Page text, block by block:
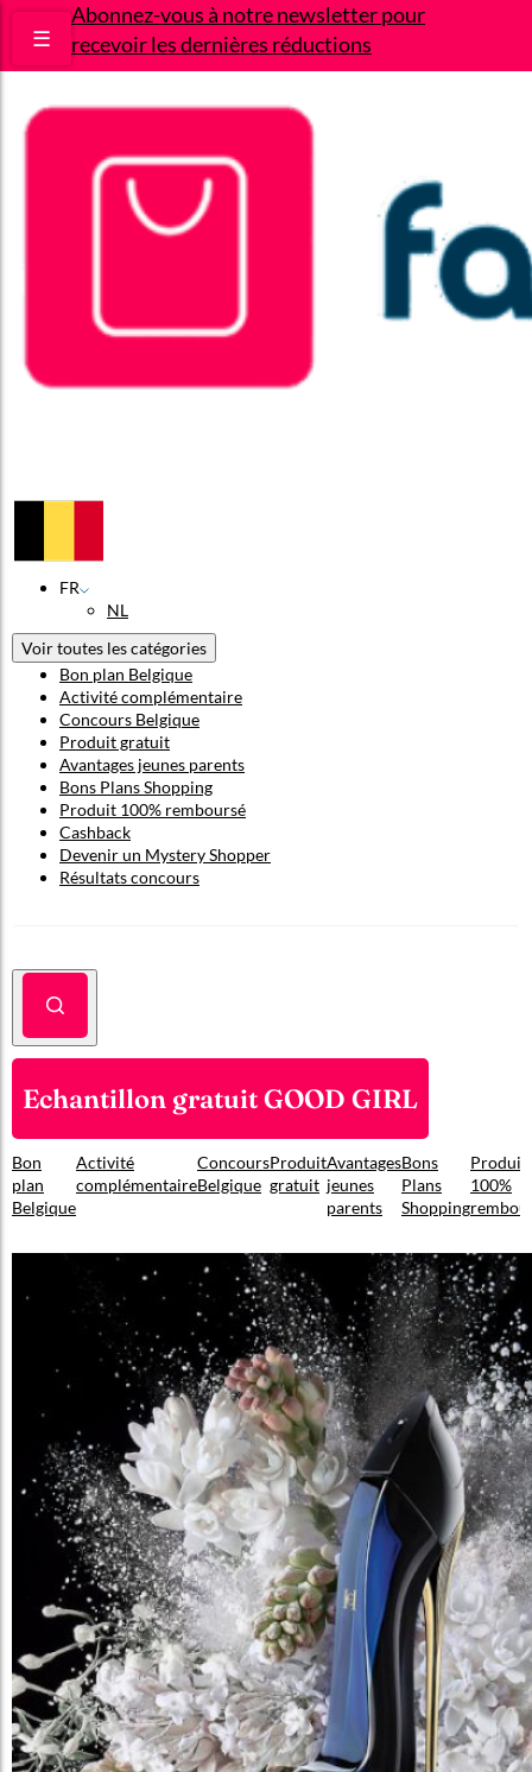
Abonnez-vous à notre newsletter pour
recevoir les dernières réductions
☰
FR
NL
Voir toutes les catégories
Bon plan Belgique
Activité complémentaire
Concours Belgique
Produit gratuit
Avantages jeunes parents
Bons Plans Shopping
Produit 100% remboursé
Cashback
Devenir un Mystery Shopper
Résultats concours
Echantillon gratuit GOOD GIRL
Bon
plan
Belgique
Activité
complémentaire
Concours
Belgique
Produit
gratuit
Avantages
jeunes
parents
Bons
Plans
Shopping
Produit
100%